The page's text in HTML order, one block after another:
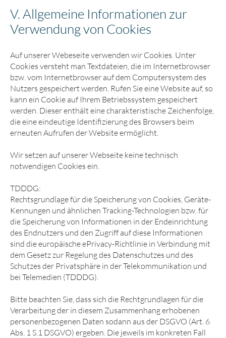
V. Allgemeine Informationen zur
Verwendung von Cookies
Auf unserer Webeseite verwenden wir Cookies. Unter
Cookies versteht man Textdateien, die im Internetbrowser
bzw. vom Internetbrowser auf dem Computersystem des
Nutzers gespeichert werden. Rufen Sie eine Website auf, so
kann ein Cookie auf Ihrem Betriebssystem gespeichert
werden. Dieser enthält eine charakteristische Zeichenfolge,
die eine eindeutige Identifizierung des Browsers beim
erneuten Aufrufen der Website ermöglicht.
Wir setzen auf unserer Webseite keine technisch
notwendigen Cookies ein.
TDDDG:
Rechtsgrundlage für die Speicherung von Cookies, Geräte-
Kennungen und ähnlichen Tracking-Technologien bzw. für
die Speicherung von Informationen in der Endeinrichtung
des Endnutzers und den Zugriff auf diese Informationen
sind die europäische ePrivacy-Richtlinie in Verbindung mit
dem Gesetz zur Regelung des Datenschutzes und des
Schutzes der Privatsphäre in der Telekommunikation und
bei Telemedien (TDDDG).
Bitte beachten Sie, dass sich die Rechtgrundlagen für die
Verarbeitung der in diesem Zusammenhang erhobenen
personenbezogenen Daten sodann aus der DSGVO (Art. 6
Abs. 1 S.1 DSGVO) ergeben. Die jeweils im konkreten Fall